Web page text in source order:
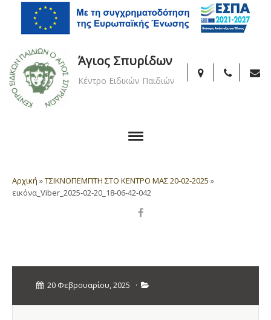
Άγιος Σπυρίδων
Κέντρο Ειδικών Παιδιών
Αρχική »ΤΣΙΚΝΟΠΕΜΠΤΗ ΣΤΟ ΚΕΝΤΡΟ ΜΑΣ 20-02-2025 »
εικόνα_Viber_2025-02-20_18-06-42-042
20 Φεβρουαρίου, 2025 ·